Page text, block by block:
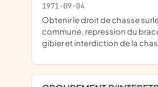
1971-09-04
obtenir le droit de chasse surles terrains de la
commune, repression du
gibier et interdiction de la